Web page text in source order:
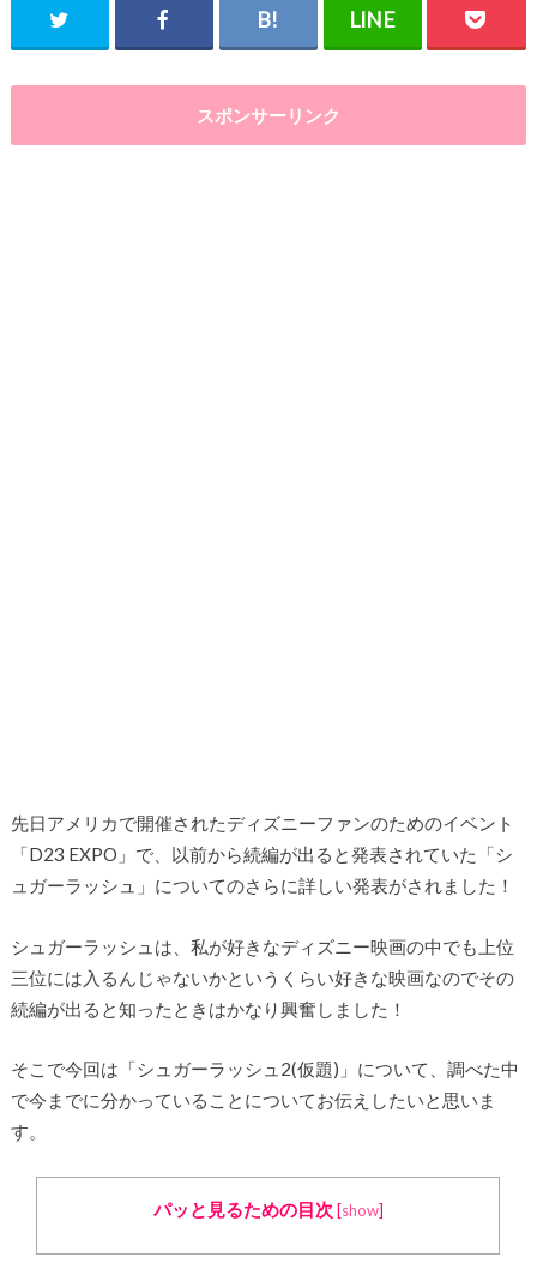
スポンサーリンク
先日アメリカで開催されたディズニーファンのためのイベント
「D23 EXPO」で、以前から続編が出ると発表されていた「シ
ュガーラッシュ」についてのさらに詳しい発表がされました！
シュガーラッシュは、私が好きなディズニー映画の中でも上位
三位には入るんじゃないかというくらい好きな映画なのでその
続編が出ると知ったときはかなり興奮しました！
そこで今回は「シュガーラッシュ2(仮題)」について、調べた中
で今までに分かっていることについてお伝えしたいと思いま
す。
パッと見るための目次 [show]